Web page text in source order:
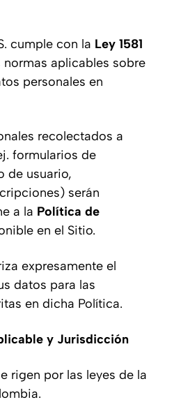
cumple con la Ley 1581
normas aplicables sobre
personales en
recolectados a
formularios de
de usuario,
serán
a la Política de
en el Sitio.
expresamente el
datos para las
en dicha Política.
y Jurisdicción
rigen por las leyes de la